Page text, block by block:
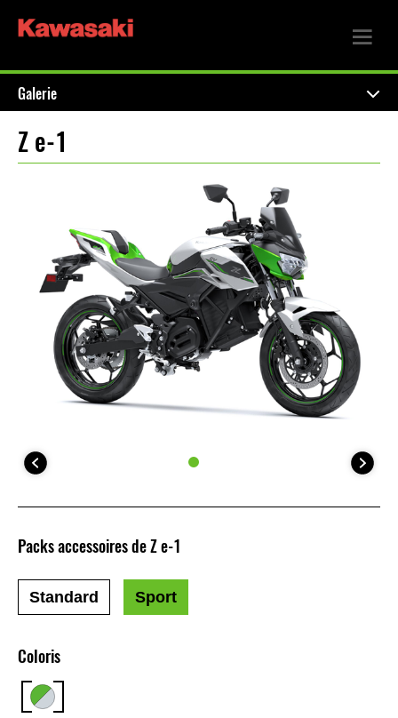
Galerie
Z e-1
Coloris
Packs accessoires de Z e-1
Standard Sport